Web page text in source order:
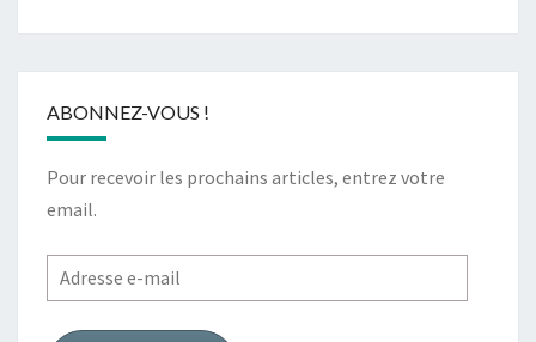
ABONNEZ-VOUS !
Pour recevoir les prochains articles, entrez votre
email.
Adresse
e-
mail